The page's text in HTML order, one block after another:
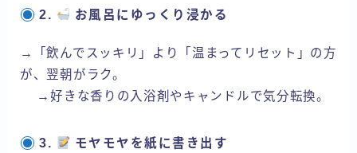
2. お風呂にゆっくり浸かる
→「飲んでスッキリ」より「温まってリセット」の方
が、翌朝がラク。
→好きな香りの入浴剤やキャンドルで気分転換。
3. モヤモヤを紙に書き出す